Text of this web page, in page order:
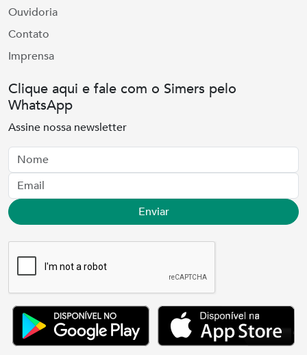
Ouvidoria
Contato
Imprensa
Clique aqui e fale com o Simers pelo
WhatsApp
Assine nossa newsletter
Nome
Email
Enviar